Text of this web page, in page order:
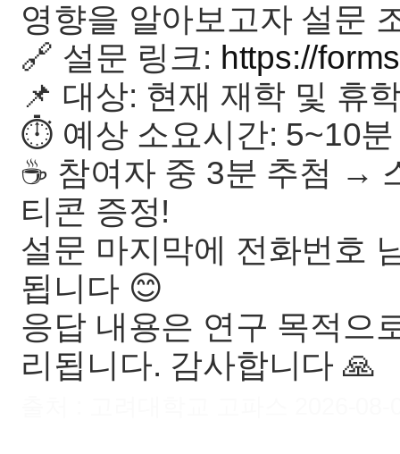
영향을 알아보고자 설문
🔗 설문 링크: https://
📌 대상: 현재 재학 및 휴
⏱ 예상 소요시간: 5~10분
☕ 참여자 중 3분 추첨 →
티콘 증정!
설문 마지막에 전화번호
됩니다 😊
응답 내용은 연구 목적으
리됩니다. 감사합니다 🙏